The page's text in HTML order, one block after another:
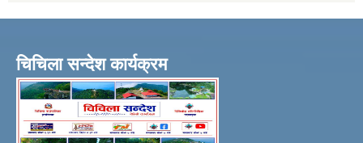
चिचिला सन्देश कार्यक्रम